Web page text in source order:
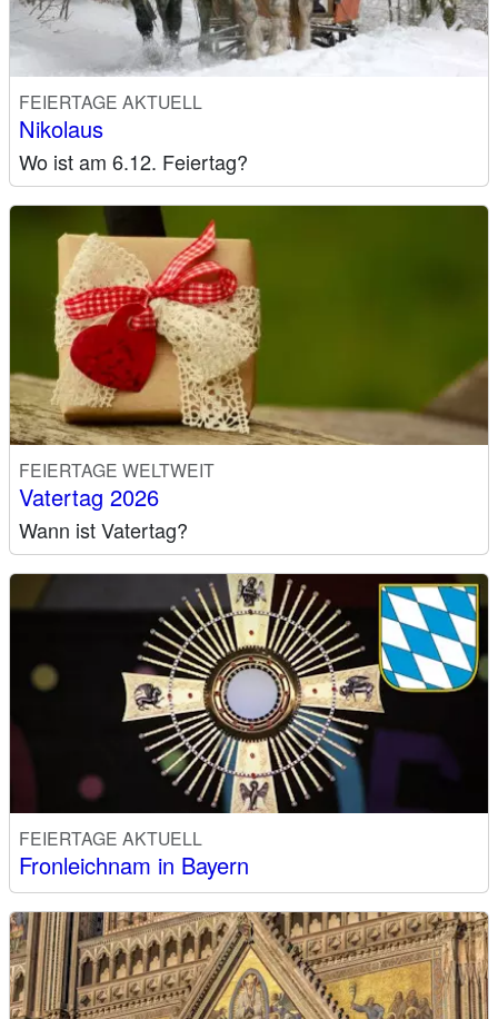
FEIERTAGE AKTUELL
Nikolaus
Wo ist am 6.12. Feiertag?
FEIERTAGE WELTWEIT
Vatertag 2026
Wann ist Vatertag?
FEIERTAGE AKTUELL
Fronleichnam in Bayern